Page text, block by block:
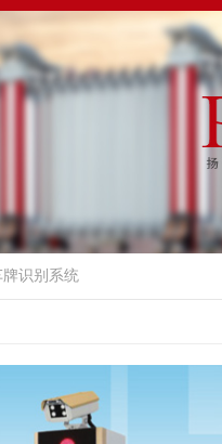
统
系列
系列
移动环保厕所
智能停车系统
车牌识别
牌识别系统